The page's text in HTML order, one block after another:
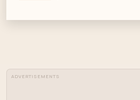
ADVERTISEMENTS